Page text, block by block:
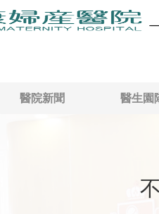
醫院新聞 醫生園